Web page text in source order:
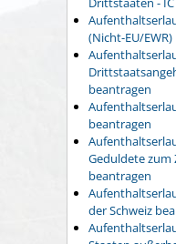
(Nicht-EU/
beantragen
beantragen
Geduldete zum
beantragen
der Schweiz